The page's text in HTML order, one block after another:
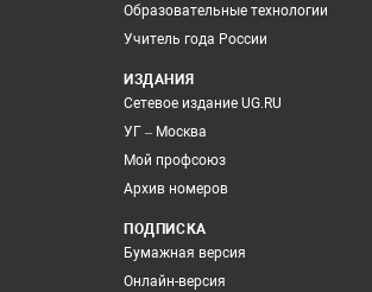
Образовательные технологии
Учитель года России
ИЗДАНИЯ
Сетевое издание UG.RU
УГ – Москва
Мой профсоюз
Архив номеров
ПОДПИСКА
Бумажная версия
Онлайн-версия